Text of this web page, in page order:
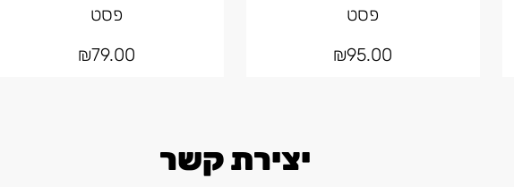
פסט
₪95.00
פסט
₪79.00
יצירת קשר